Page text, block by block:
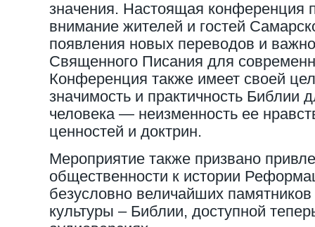
значения. Настоящая конференция
внимание жителей и гостей
появления новых переводов и
Священного Писания для
Конференция также имеет своей
значимость и практичность Библии
человека — неизменность ее
ценностей и доктрин.
Мероприятие также призвано
общественности к истории
безусловно величайших
культуры – Библии, доступной